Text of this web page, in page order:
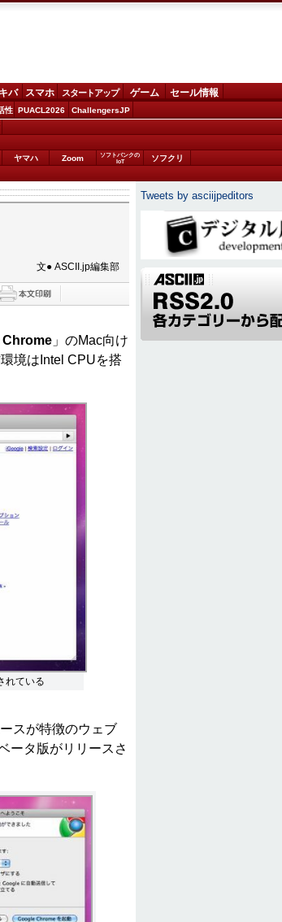
バ スマホ スタートアップ ゲーム セール情報
性 PUACL2026 ChallengersJP
ヤマハ Zoom
ソフトバンクの
IoT
ソフクリ
文● ASCII.jp編集部
」のMac向け
境はIntel CPUを搭
れている
スが特徴のウェブ
ータ版がリリースさ
Tweets by asciijpeditors